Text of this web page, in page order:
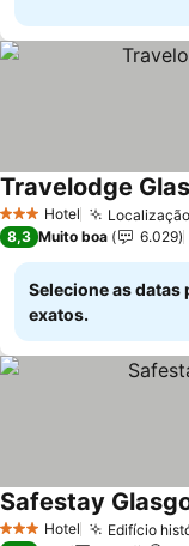
3 EstrelasHotel
Travelodge
8,3 Muito boa 6.029
Selecione as datas
exatos.
3 EstrelasHotel Edifício
Safestay